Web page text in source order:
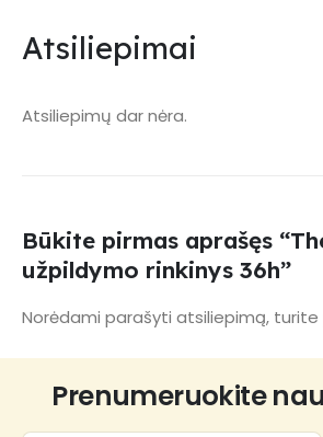
Atsiliepimai
Atsiliepimų dar nėra.
Būkite pirmas aprašęs
užpildymo rinkinys 36h”
Norėdami parašyti atsiliepimą, turite
Prenumeruokite